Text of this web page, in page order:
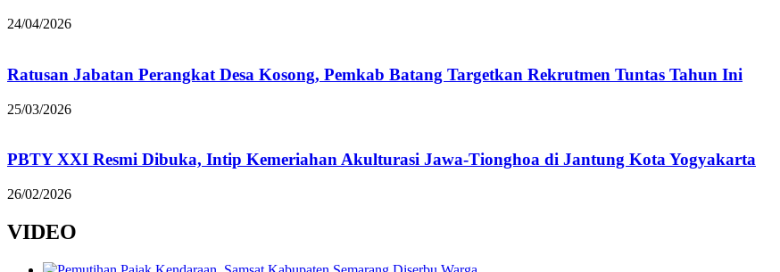
24/04/2026
Ratusan Jabatan Perangkat Desa Kosong, Pemkab Batang Targetkan Rekrutmen Tuntas Tahun Ini
25/03/2026
PBTY XXI Resmi Dibuka, Intip Kemeriahan Akulturasi Jawa-Tionghoa di Jantung Kota Yogyakarta
26/02/2026
VIDEO